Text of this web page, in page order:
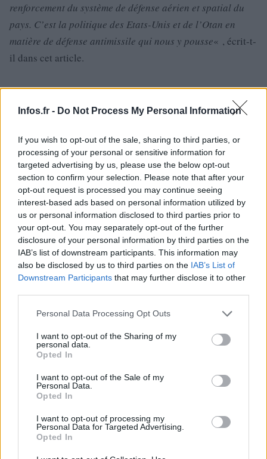
Infos.fr - Do Not Process My Personal Information
If you wish to opt-out of the sale, sharing to third parties, or
processing of your personal or sensitive information for
targeted advertising by us, please use the below opt-out
section to confirm your selection. Please note that after your
opt-out request is processed you may continue seeing
interest-based ads based on personal information utilized by
us or personal information disclosed to third parties prior to
your opt-out. You may separately opt-out of the further
disclosure of your personal information by third parties on the
IAB’s list of downstream participants. This information may
also be disclosed by us to third parties on the IAB’s List of
Downstream Participants that may further disclose it to other
Please note that this website/app uses one or more Google
not limited to your visit or usage behaviour. You may click to
grant or deny consent to Google and its third-party tags to
use your data for below specified purposes in below Google
consent section.
Personal Data Processing Opt Outs
I want to opt-out of the Sharing of my
personal data.
Opted In
I want to opt-out of the Sale of my
Personal Data.
Opted In
I want to opt-out of processing my
Personal Data for Targeted Advertising.
Opted In
renforcement du système de défense aérien et spatial du
pays. C’est la politique des Etats-Unis et de l’Otan en
matière de défense antimissile qui nous y pousse« , écrit-t-
il dans cet article.
AUTEUR
À lire aussi